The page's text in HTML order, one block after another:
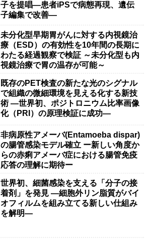
子を提唱―患者iPSで病態再現、遺伝
子編集で改善―
未分化型早期胃がんに対する内視鏡治
療（ESD）の有効性を10年間の長期に
わたる経過観察で検証 ～未分化型も内
視鏡治療で胃の温存が可能～
既存のPET検査の新たな光のシグナル
で組織の微細環境を見える化する新技
術 ―世界初、ポジトロニウム比率画像
化（PRI）の原理検証に成功―
非病原性アメーバ(Entamoeba dispar)
の腸管感染モデル確立 ー新しい角度か
らの赤痢アメーバ症における腸管免疫
応答の理解に期待ー
世界初、細菌感染を支える「分子の接
着剤」を発見 ―細胞外リン脂質がバイ
オフィルムを組み立てる新しい仕組み
を解明―